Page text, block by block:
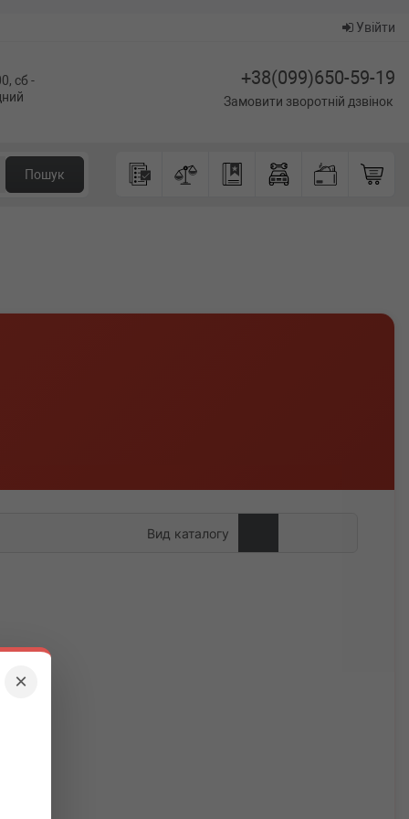
×
Увійти
сб -
+38(099)650-59-19
Замовити зворотній дзвінок
Пошук
Вид каталогу